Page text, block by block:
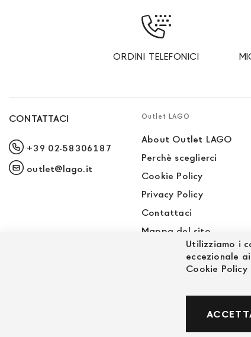
ORDINI TELEFONICI
CONTATTACI
+39 02-58306187
outlet@lago.it
Outlet LAGO
About Outlet LAGO
Perchè sceglierci
Cookie Policy
Privacy Policy
Contattaci
Mappa del sito
Sito LAGO
© Powered by MAV Arreda s.r.l. | P.IVA
Utilizziamo i
eccezionale
Cookie Policy